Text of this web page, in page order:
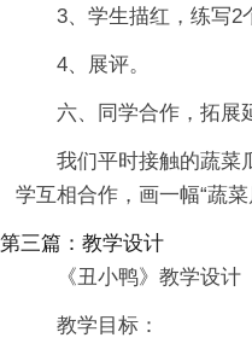
3、学生描红，练写2
4、展评。
六、同学合作，拓展
我们平时接触的蔬菜
学互相合作，画一幅“蔬菜
第三篇：教学设计
《丑小鸭》教学设计
教学目标：